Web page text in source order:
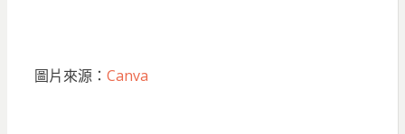
圖片來源： Canva